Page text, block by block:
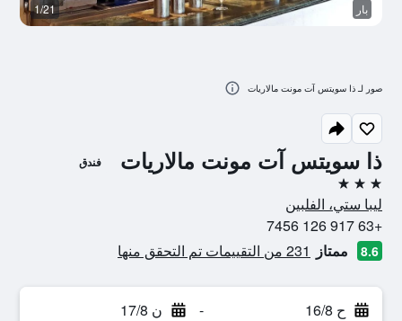
ذا سويتس آت مونت مالاريات فندق
3 نجوم
ليبا ستي، الفلبين
+63 917 126 7456
8.6 ممتاز 231 من التقييمات تم التحقق منها
ح 16/8 - ن 17/8
بار 1/21
صور لـ ذا سويتس آت مونت مالاريات